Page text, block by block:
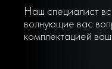
Наш специалист
волнующие вас
комплектацией